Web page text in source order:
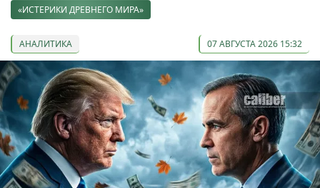
«ИСТЕРИКИ ДРЕВНЕГО МИРА»
АНАЛИТИКА 07 АВГУСТА 2026 15:32